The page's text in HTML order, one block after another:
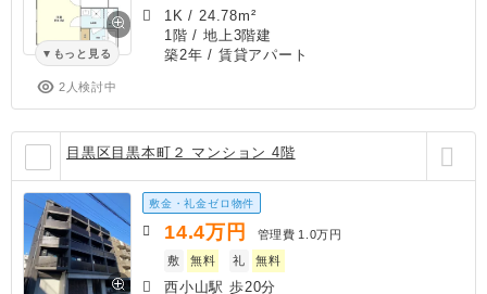
もっと見る
2人検討中
1K / 24.78m²
1階 / 地上3階建
築2年 / 賃貸アパート
目黒区目黒本町２ マンション 4階
敷金・礼金ゼロ物件
14.4万円 管理費 1.0万円
敷
無料 礼 無料
西小山駅 歩20分